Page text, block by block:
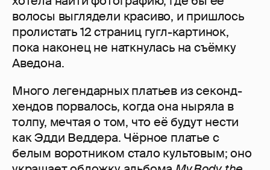
волосы выглядели красиво, и пришлось
пролистать 12 страниц гугл-картинок,
пока наконец не наткнулась на съёмку
Аведона.
Много легендарных платьев из секонд-
хендов порвалось, когда она ныряла в
толпу, мечтая о том, что её будут нести
как Эдди Веддера. Чёрное платье с
белым воротником стало культовым; оно